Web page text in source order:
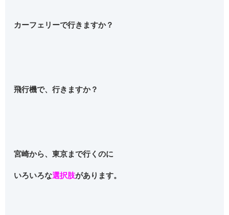
カーフェリーで行きますか？
飛行機で、行きますか？
宮崎から、東京まで行くのに
いろいろな選択肢があります。